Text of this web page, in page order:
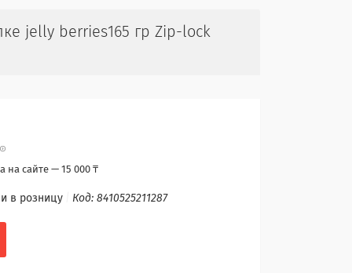
jelly berries165 гр Zip-lock
на сайте — 15 000 ₸
в розницу Код: 8410525211287